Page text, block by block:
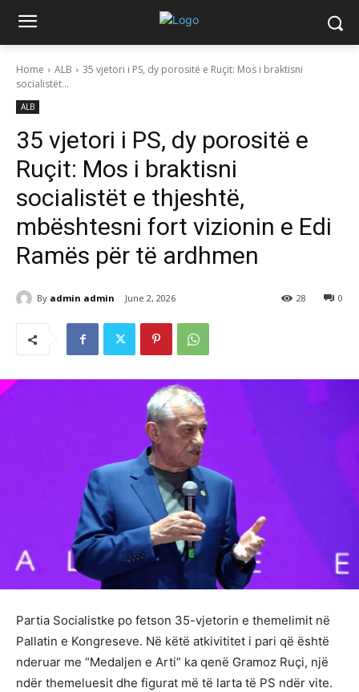
Home ALB
35 vjetori i PS, dy porositë e Ruçit: Mos i braktisni
socialistët...
ALB
35 vjetori i PS, dy porositë e
Ruçit: Mos i braktisni
socialistët e thjeshtë,
mbështesni fort vizionin e Edi
Ramës për të ardhmen
By admin admin June 2, 2026 0
28
Partia Socialistke po fetson 35-vjetorin e themelimit në
Pallatin e Kongreseve. Në këtë atkivititet i pari që është
nderuar me “Medaljen e Arti” ka qenë Gramoz Ruçi, një
ndër themeluesit dhe figurat më të larta të PS ndër vite.